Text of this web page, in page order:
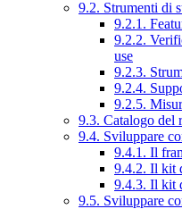
9.2. Strumenti di
9.2.1.
9.2.2.
use
9.2.3.
9.2.4.
9.2.5.
9.3. Catalogo del
9.4. Sviluppare
9.4.1. Il
9.4.2. Il kit
9.4.3. Il kit
9.5. Sviluppare